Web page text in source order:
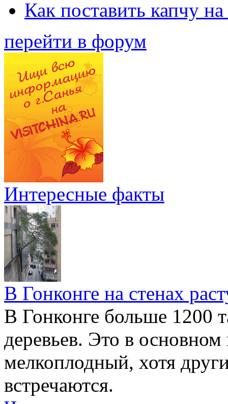
Как поставить капчу
перейти в форум
Интересные факты
В Гонконге на стенах
В Гонконге больше 1200
деревьев. Это в
мелкоплодный, хотя
встречаются.